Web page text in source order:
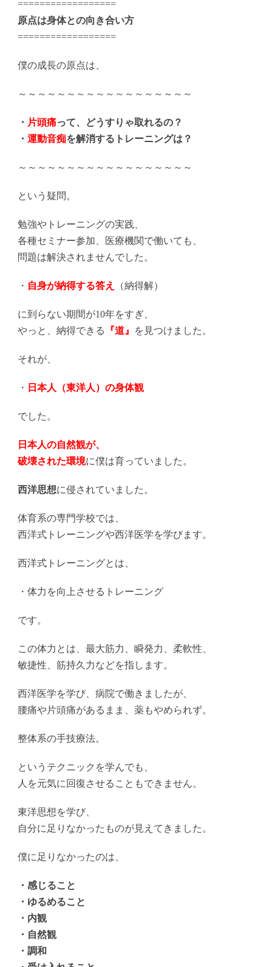
==================
原点は身体との向き合い方
==================
僕の成長の原点は、
～～～～～～～～～～～～～～～～～～
・ 片頭痛って、どうすりゃ取れるの？
・ 運動音痴を解消するトレーニングは？
～～～～～～～～～～～～～～～～～～
という疑問。
勉強やトレーニングの実践、
各種セミナー参加、医療機関で働いても、
問題は解決されませんでした。
・ 自身が納得する答え （納得解）
に到らない期間が10年をすぎ、
やっと、納得できる
『道』 を見つけました。
それが、
・ 日本人（東洋人）の身体観
でした。
日本人の自然観が、
破壊された環境に僕は育っていました。
西洋思想に侵されていました。
体育系の専門学校では、
西洋式トレーニングや西洋医学を学びます。
西洋式トレーニングとは、
・体力を向上させるトレーニング
です。
この体力とは、最大筋力、瞬発力、柔軟性、
敏捷性、筋持久力などを指します。
西洋医学を学び、病院で働きましたが、
腰痛や片頭痛があるまま、薬もやめられず。
整体系の手技療法。
というテクニックを学んでも、
人を元気に回復させることもできません。
東洋思想を学び、
自分に足りなかったものが見えてきました。
僕に足りなかったのは、
・感じること
・ゆるめること
・内観
・自然観
・調和